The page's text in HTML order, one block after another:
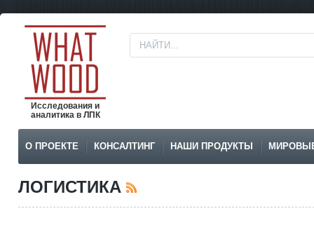
Исследования и
аналитика в ЛПК
О ПРОЕКТЕ КОНСАЛТИНГ НАШИ ПРОДУКТЫ
ЛОГИСТИКА